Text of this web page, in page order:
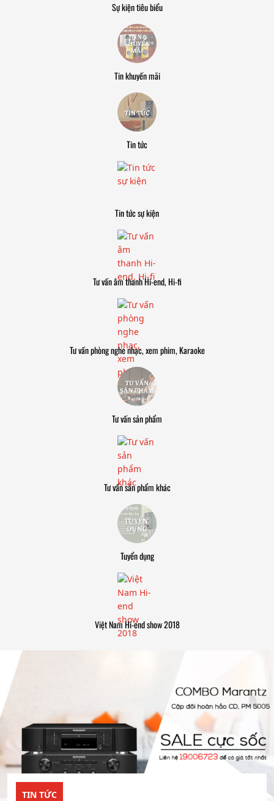
Sự kiện tiêu biểu
Tin khuyến mãi
Tin tức
Tin tức sự kiện
Tư vấn âm thanh Hi-end, Hi-fi
Tư vấn phòng nghe nhạc, xem phim, Karaoke
Tư vấn sản phẩm
Tư vấn sản phẩm khác
Tuyển dụng
Việt Nam Hi-end show 2018
TIN TỨC